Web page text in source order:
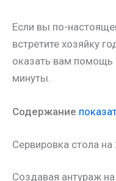
Если вы по-
встретите хозяйку
оказать вам
минуты.
Содержание
Сервировка стола на
Создавая антураж